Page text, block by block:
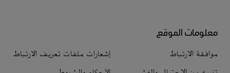
معلومات الموقع
موافقة الارتباط
إشعارات ملفات تعريف الارتباط